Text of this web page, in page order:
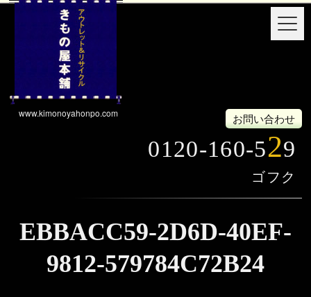
www.kimonoyahonpo.com お問い合わせ
0120-160-529
EBBACC59-2D6D-40EF-
9812-579784C72B24